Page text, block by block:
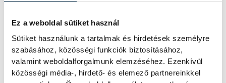
Ez a weboldal sütiket használ
Sütiket használunk a tartalmak és hirdetések személyre
szabásához, közösségi funkciók biztosításához,
valamint weboldalforgalmunk elemzéséhez. Ezenkívül
közösségi média-, hirdető- és elemező partnereinkkel
TOVÁBBI CIKKEK
KÖZÉRDEKŰ